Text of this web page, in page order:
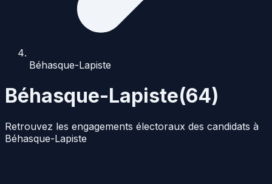
Béhasque-Lapiste
Béhasque-Lapiste(64)
Retrouvez les engagements électoraux des candidats à
Béhasque-Lapiste